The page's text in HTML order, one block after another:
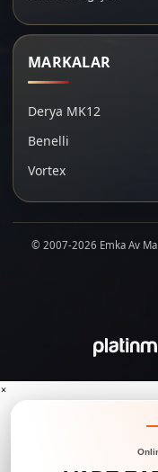
MARKALAR
Derya MK12
Benelli
Vortex
© 2007-2026 Emka Av
×